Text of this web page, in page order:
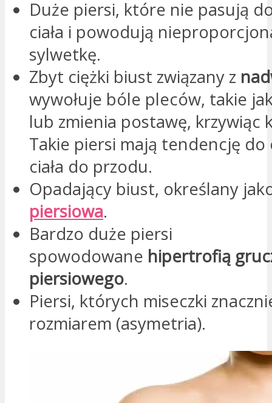
Duże piersi, które nie pasują
ciała i powodują
sylwetkę.
Zbyt ciężki biust związany z
wywołuje bóle pleców, takie
lub zmienia postawę, krzywiąc
Takie piersi mają tendencję do
ciała do przodu.
Opadający biust, określany
piersiowa.
Bardzo duże piersi
spowodowane hipertrofią
piersiowego.
Piersi, których miseczki
rozmiarem (asymetria).